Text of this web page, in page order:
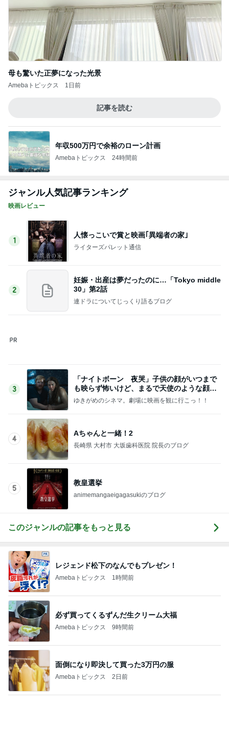
Amebaトピックス 24時間前
ジャンル人気記事ランキング
映画レビュー
人懐っこいで賞と映画｢異端者の家｣
2
30」第2話
3
「ナイトボーン 夜哭」子供の顔がいつまで
も映らず怖いけど、まるで天使のような顔の
赤ちゃんでした。
ゆきがめのシネマ。劇場に映画を観に行こっ！！
4
Aちゃんと一緒！2
5
このジャンルの記事をもっと見る
レジェンド松下のなんでもプレゼン！
Amebaトピックス 1時間前
必ず買ってくるずんだ生クリーム大福
Amebaトピックス
Amebaトピックス 2日前
後片付けが楽になるお勧めのホイル
Amebaトピックス 1日前
綺麗に使ってくれた大家さんの言葉
Amebaトピックス 23時間前